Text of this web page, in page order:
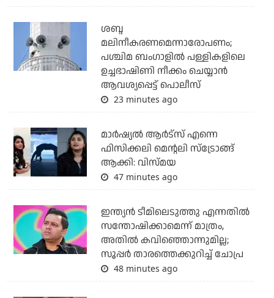
ശബ്ദ
മലിനീകരണമെന്നാരോപണം;
പശ്ചിമ ബംഗാളില്‍ പള്ളികളിലെ
ഉച്ചഭാഷിണി നീക്കം ചെയ്യാന്‍
ആവശ്യപ്പെട്ട് പൊലീസ്
23 minutes ago
മാർഷ്യൽ ആർട്സ് എന്നെ
ഫിസിക്കലി മെന്റലി സ്ട്രോങ്ങ്
ആക്കി: വിസ്മയ
47 minutes ago
ഇന്ത്യന്‍ ടീമിലെടുത്തു എന്നതില്‍
സന്തോഷിക്കാമെന്ന് മാത്രം,
അതില്‍ കവിഞ്ഞൊന്നുമില്ല;
സൂപ്പര്‍ താരത്തെക്കുറിച്ച് ചോപ്ര
48 minutes ago